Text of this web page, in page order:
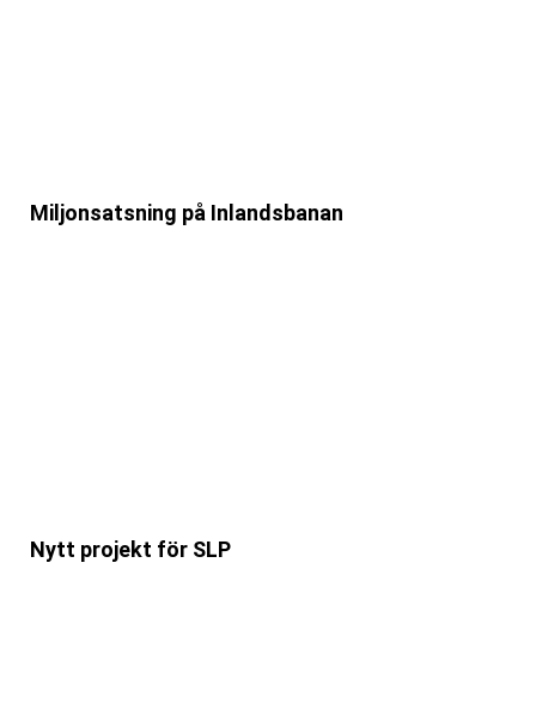
Miljonsatsning på Inlandsbanan
Nytt projekt för SLP